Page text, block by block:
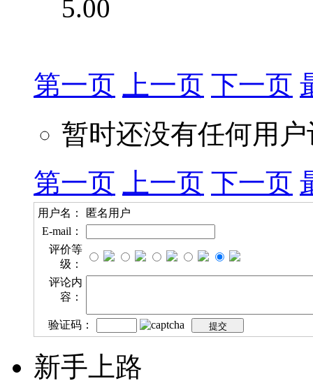
5.00
第一页 上一页 下一页
暂时还没有任何用
第一页
上一页 下一页
用户名：
匿名用户
E-mail：
评价等
级：
评论内
容：
验证码：
新手上路